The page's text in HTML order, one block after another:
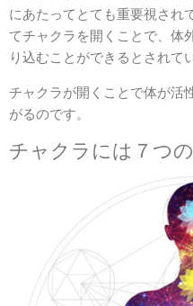
にあたってとても重要視され
てチャクラを開くことで、体
り込むことができるとされて
チャクラが開くことで体が活
がるのです。
チャクラには７つの